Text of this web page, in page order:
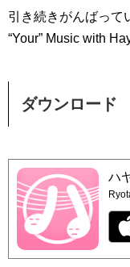
引き続きがんばっ
“Your” Music with
ダウンロード
ハ